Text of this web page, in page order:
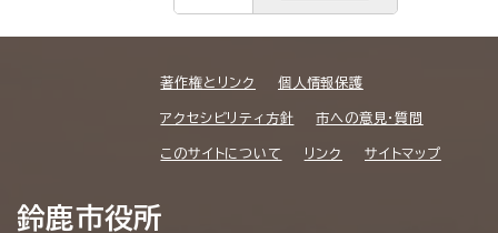
著作権とリンク 個人情報保護
アクセシビリティ方針 市への意見・質問
このサイトについて リンク サイトマップ
鈴鹿市役所